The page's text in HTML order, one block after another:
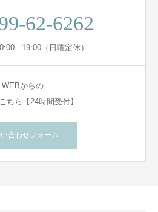
62-6262
- 19:00（日曜定休）
WEBからの
ちら【24時間受付】
合わせフォーム